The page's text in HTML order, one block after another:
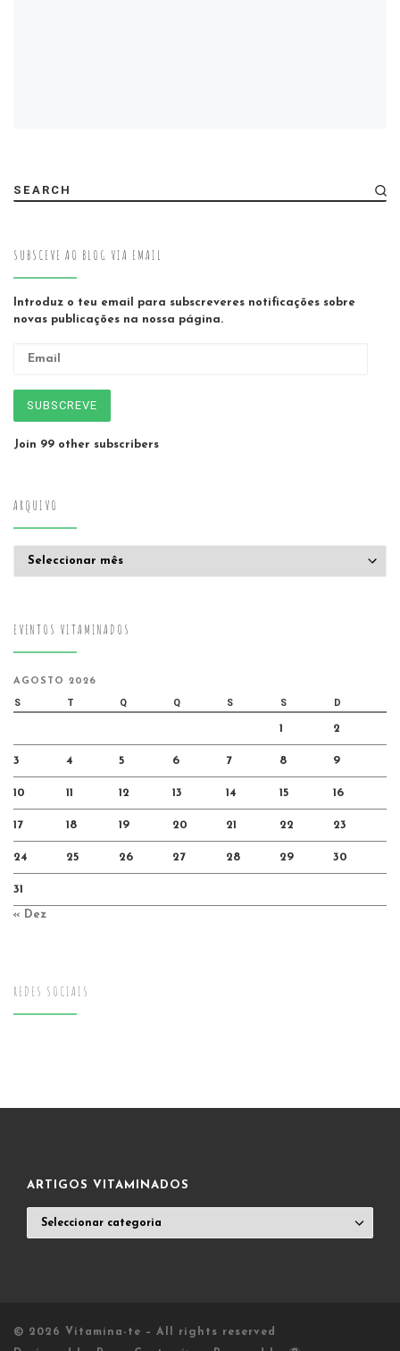
SEARCH
SUBSCEVE AO BLOG VIA EMAIL
Introduz o teu email para subscreveres notificações sobre
novas publicações na nossa página.
SUBSCREVE
Join 99 other subscribers
ARQUIVO
EVENTOS VITAMINADOS
AGOSTO 2026
S T Q Q S S D
1 2
3 4 5 6 7 8 9
10 11 12 13 14 15 16
17 18 19 20 21 22 23
24 25 26 27 28 29 30
31
« Dez
REDES SOCIAIS
ARTIGOS VITAMINADOS
VITAMINADOS
© 2026 Vitamina-te – All rights reserved